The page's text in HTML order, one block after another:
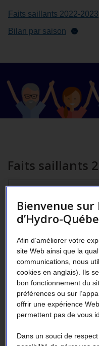
Faits saillants 2022-2023
Bilan par saison
Faits saillants
1er décembre 2022
participants ont
consommation
résidentiels
Bienvenue sur
d’Hydro-
Afin d’améliorer votre
site Web ainsi que la
communications, nous
cookies en anglais). Ils
bon fonctionnement du
préférences ou sur
offrir une expérience
permettent pas de vous
Dans un souci de